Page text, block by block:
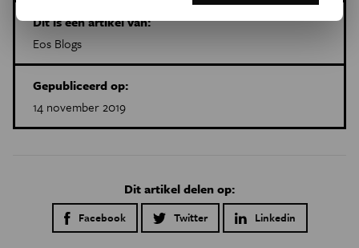
Dit is een artikel van:
Eos Blogs
Gepubliceerd op:
14 november 2019
Dit artikel delen op:
Facebook Twitter Linkedin